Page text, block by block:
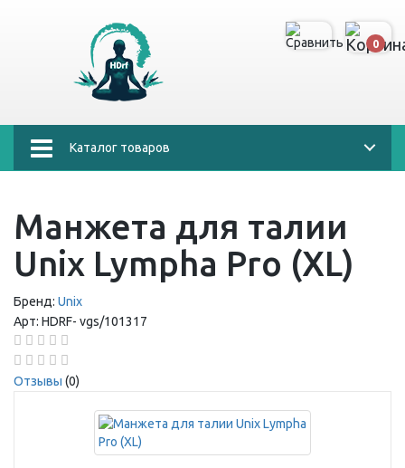
0
Каталог товаров
Манжета для талии
Unix Lympha Pro (XL)
Бренд: Unix
Арт: HDRF- vgs/101317
Отзывы (0)